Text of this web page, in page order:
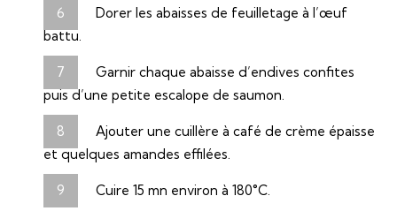
Dorer les abaisses de feuilletage à l’œuf
battu.
Garnir chaque abaisse d’endives confites
puis d’une petite escalope de saumon.
Ajouter une cuillère à café de crème épaisse
et quelques amandes effilées.
Cuire 15 mn environ à 180°C.